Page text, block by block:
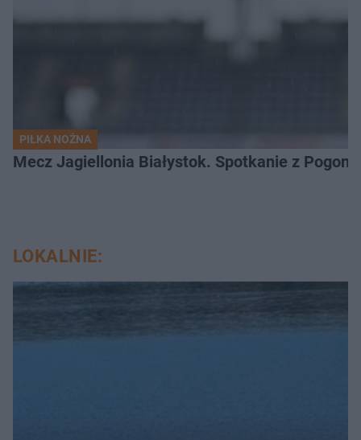
PIŁKA NOŻNA
Mecz Jagiellonia Białystok. Spotkanie z
LOKALNIE: